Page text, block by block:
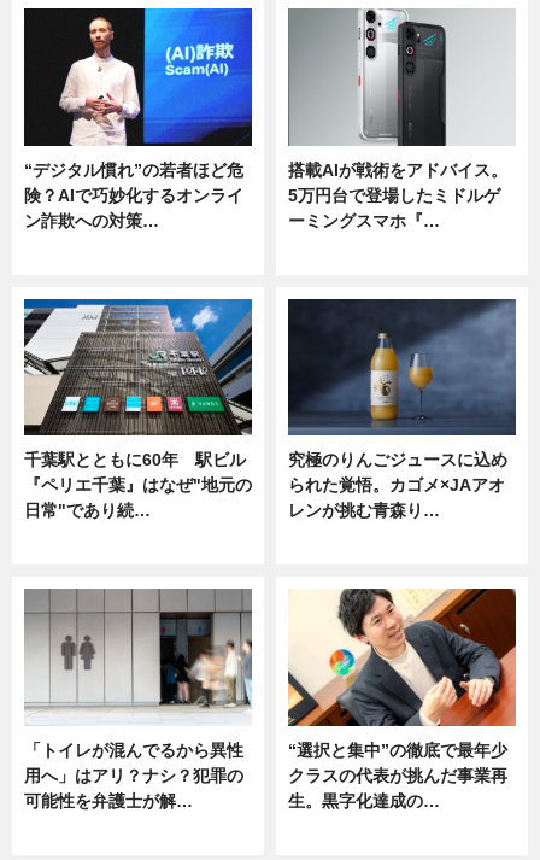
“デジタル慣れ”の若者ほど危
険？AIで巧妙化するオンライ
ン詐欺への対策…
搭載AIが戦術をアドバイス。
5万円台で登場したミドルゲ
ーミングスマホ『…
千葉駅とともに60年 駅ビル
『ペリエ千葉』はなぜ"地元の
日常"であり続…
究極のりんごジュースに込め
られた覚悟。カゴメ×JAアオ
レンが挑む青森り…
「トイレが混んでるから異性
用へ」はアリ？ナシ？犯罪の
可能性を弁護士が解…
“選択と集中”の徹底で最年少
クラスの代表が挑んだ事業再
生。黒字化達成の…